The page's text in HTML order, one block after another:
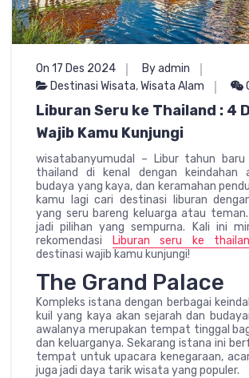
On 17 Des 2024
By admin
Destinasi Wisata,Wisata Alam
Liburan Seru ke Thailand : 4
Wajib Kamu Kunjungi
wisatabanyumudal – Libur tahun
thailand di kenal dengan keindahan
budaya yang kaya, dan keramahan
kamu lagi cari destinasi liburan
yang seru bareng keluarga atau
jadi pilihan yang sempurna. Kali ini
rekomendasi
Liburan seru ke
destinasi wajib kamu kunjungi!
The Grand Palace
Kompleks istana dengan berbagai
kuil yang kaya akan sejarah dan
awalanya merupakan tempat tinggal
dan keluarganya. Sekarang istana ini
tempat untuk upacara kenegaraan,
juga jadi daya tarik wisata yang populer.